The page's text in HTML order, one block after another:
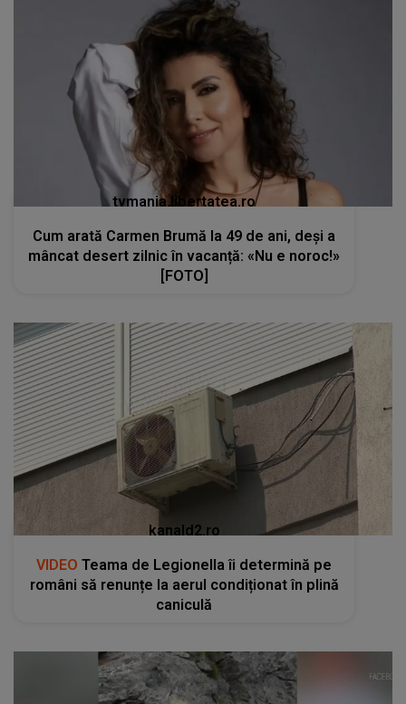
tvmania.libertatea.ro
Cum arată Carmen Brumă la 49 de ani, deși a
mâncat desert zilnic în vacanță: «Nu e noroc!»
[FOTO]
kanald2.ro
VIDEO Teama de Legionella îi determină pe
români să renunțe la aerul condiționat în plină
caniculă